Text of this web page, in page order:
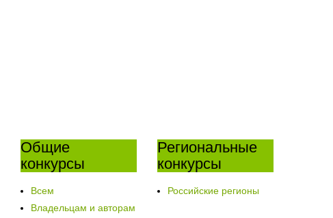
Общие
конкурсы
Всем
Владельцам и авторам
Региональные
конкурсы
Российские регионы